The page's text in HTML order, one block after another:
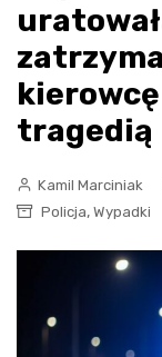
tragedią
Kamil Marciniak
Policja, Wypadki